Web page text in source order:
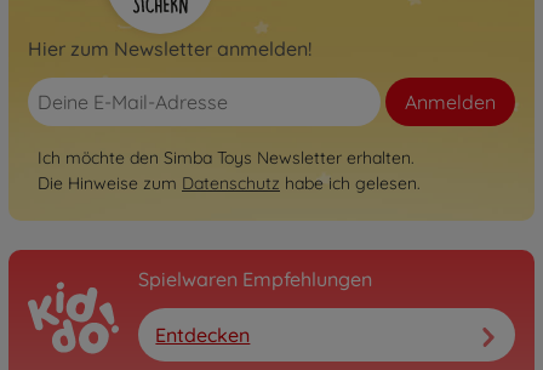
Hier zum Newsletter anmelden!
Anmelden
Ich möchte den Simba Toys Newsletter erhalten.
Die Hinweise zum Datenschutz habe ich gelesen.
Spielwaren Empfehlungen
Entdecken